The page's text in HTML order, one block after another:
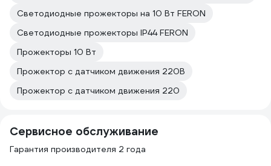
Светодиодные прожекторы на 10 Вт FERON
Светодиодные прожекторы IP44 FERON
Прожекторы 10 Вт
Прожектор с датчиком движения 220В
Прожектор с датчиком движения 220
Сервисное обслуживание
Гарантия производителя 2 года